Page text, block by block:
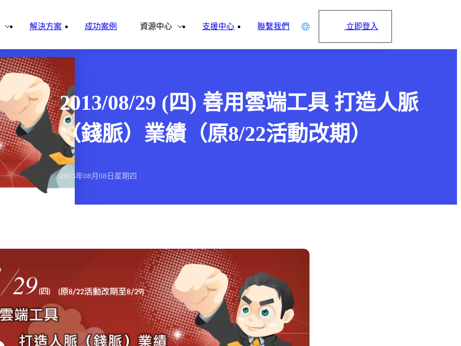
Vital HCM
Vital BOLE
解決方案 成功案例 資源中心雲企誌 支援中心 聯繫我們
日本語
简体中文
立即登入
2013/08/29 (四) 善用雲端工具 打造人脈
（錢脈）業績（原8/22活動改期）
2013年08月 08日 星期四